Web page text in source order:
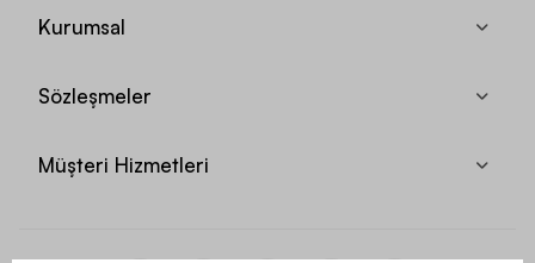
Kurumsal
Sözleşmeler
Müşteri Hizmetleri